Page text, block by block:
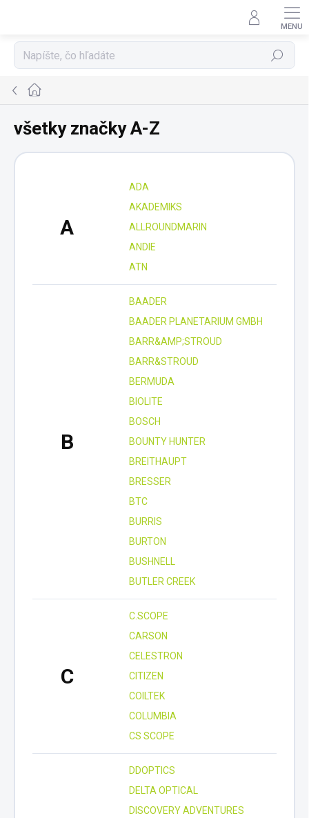
Hľadať
Domov
všetky značky A-Z
A
ADA
AKADEMIKS
ALLROUNDMARIN
ANDIE
ATN
B
BAADER
BAADER PLANETARIUM GMBH
BARR&AMP;STROUD
BARR&STROUD
BERMUDA
BIOLITE
BOSCH
BOUNTY HUNTER
BREITHAUPT
BRESSER
BTC
BURRIS
BURTON
BUSHNELL
BUTLER CREEK
C
C.SCOPE
CARSON
CELESTRON
CITIZEN
COILTEK
COLUMBIA
CS SCOPE
DDOPTICS
DELTA OPTICAL
DISCOVERY ADVENTURES